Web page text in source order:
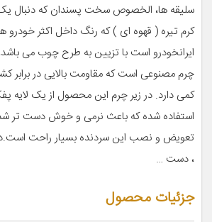
سلیقه ها، الخصوص سخت پسندان که دنبال
کرم تیره ( قهوه ای ) که رنگ داخل اکثر خودرو
ایرانخودرو است با تزیین به طرح چوب می
چرم مصنوعی است که مقاومت بالایی در
کمی دارد. در زیر چرم این محصول از یک
استفاده شده که باعث نرمی و خوش دست تر
تعویض و نصب این سردنده بسیار راحت
، دست …
جزئیات محصول